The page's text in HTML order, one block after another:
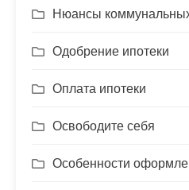
Нюансы
Одобрение ипотеки
Оплата ипотеки
Освободите себя
Особенности